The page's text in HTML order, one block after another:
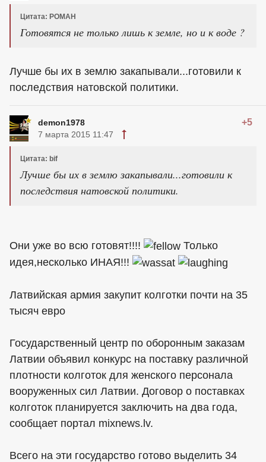
Цитата: POMAH
Готовятся не только лишь к земле, но и к воде ?
Лучше бы их в землю закапывали...готовили к
последствия натовской политики.
demon1978 +5
7 марта 2015 11:47
Цитата: bif
Лучше бы их в землю закапывали...готовили к
последствия натовской политики.
Они уже во всю готовят!!!!
Только
идея,несколько ИНАЯ!!!
Латвийская армия закупит колготки почти на 35
тысяч евро
Государственный центр по оборонным заказам
Латвии объявил конкурс на поставку различной
плотности колготок для женского персонала
вооруженных сил Латвии. Договор о поставках
колготок планируется заключить на два года,
сообщает портал mixnews.lv.
Всего на эти государство готово выделить 34